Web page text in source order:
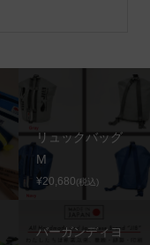
リュックバッグ
M
¥20,680(税込)
バーガンディヨ